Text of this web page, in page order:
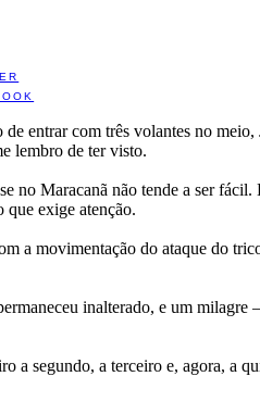
entrar com três volantes no meio,
lembro de ter visto.
no Maracanã não tende a ser fácil.
que exige atenção.
a movimentação do ataque do
inalterado, e um milagre
a segundo, a terceiro e, agora, a